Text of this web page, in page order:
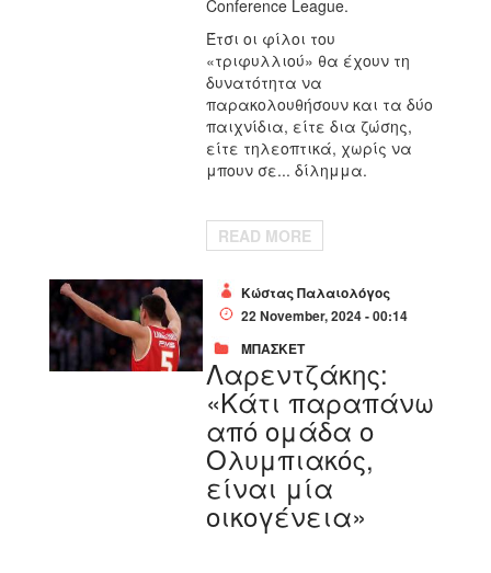
Conference League.
Έτσι οι φίλοι του
«τριφυλλιού» θα έχουν τη
δυνατότητα να
παρακολουθήσουν και τα δύο
παιχνίδια, είτε δια ζώσης,
είτε τηλεοπτικά, χωρίς να
μπουν σε... δίλημμα.
READ MORE
Κώστας Παλαιολόγος
22 November, 2024 - 00:14
ΜΠΑΣΚΕΤ
Λαρεντζάκης:
«Κάτι παραπάνω
από ομάδα ο
Ολυμπιακός,
είναι μία
οικογένεια»